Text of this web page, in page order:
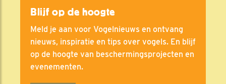
Blijf op de hoogte
Meld je aan voor Vogelnieuws en ontvang
nieuws, inspiratie en tips over vogels. En blijf
op de hoogte van beschermingsprojecten en
evenementen.